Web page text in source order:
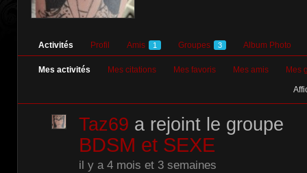
Activités Profil Amis 1 Groupes 3 Album Photo
Mes activités Mes citations Mes favoris Mes amis Mes
Taz69 a rejoint le groupe
BDSM et SEXE
il y a 4 mois et 3 semaines